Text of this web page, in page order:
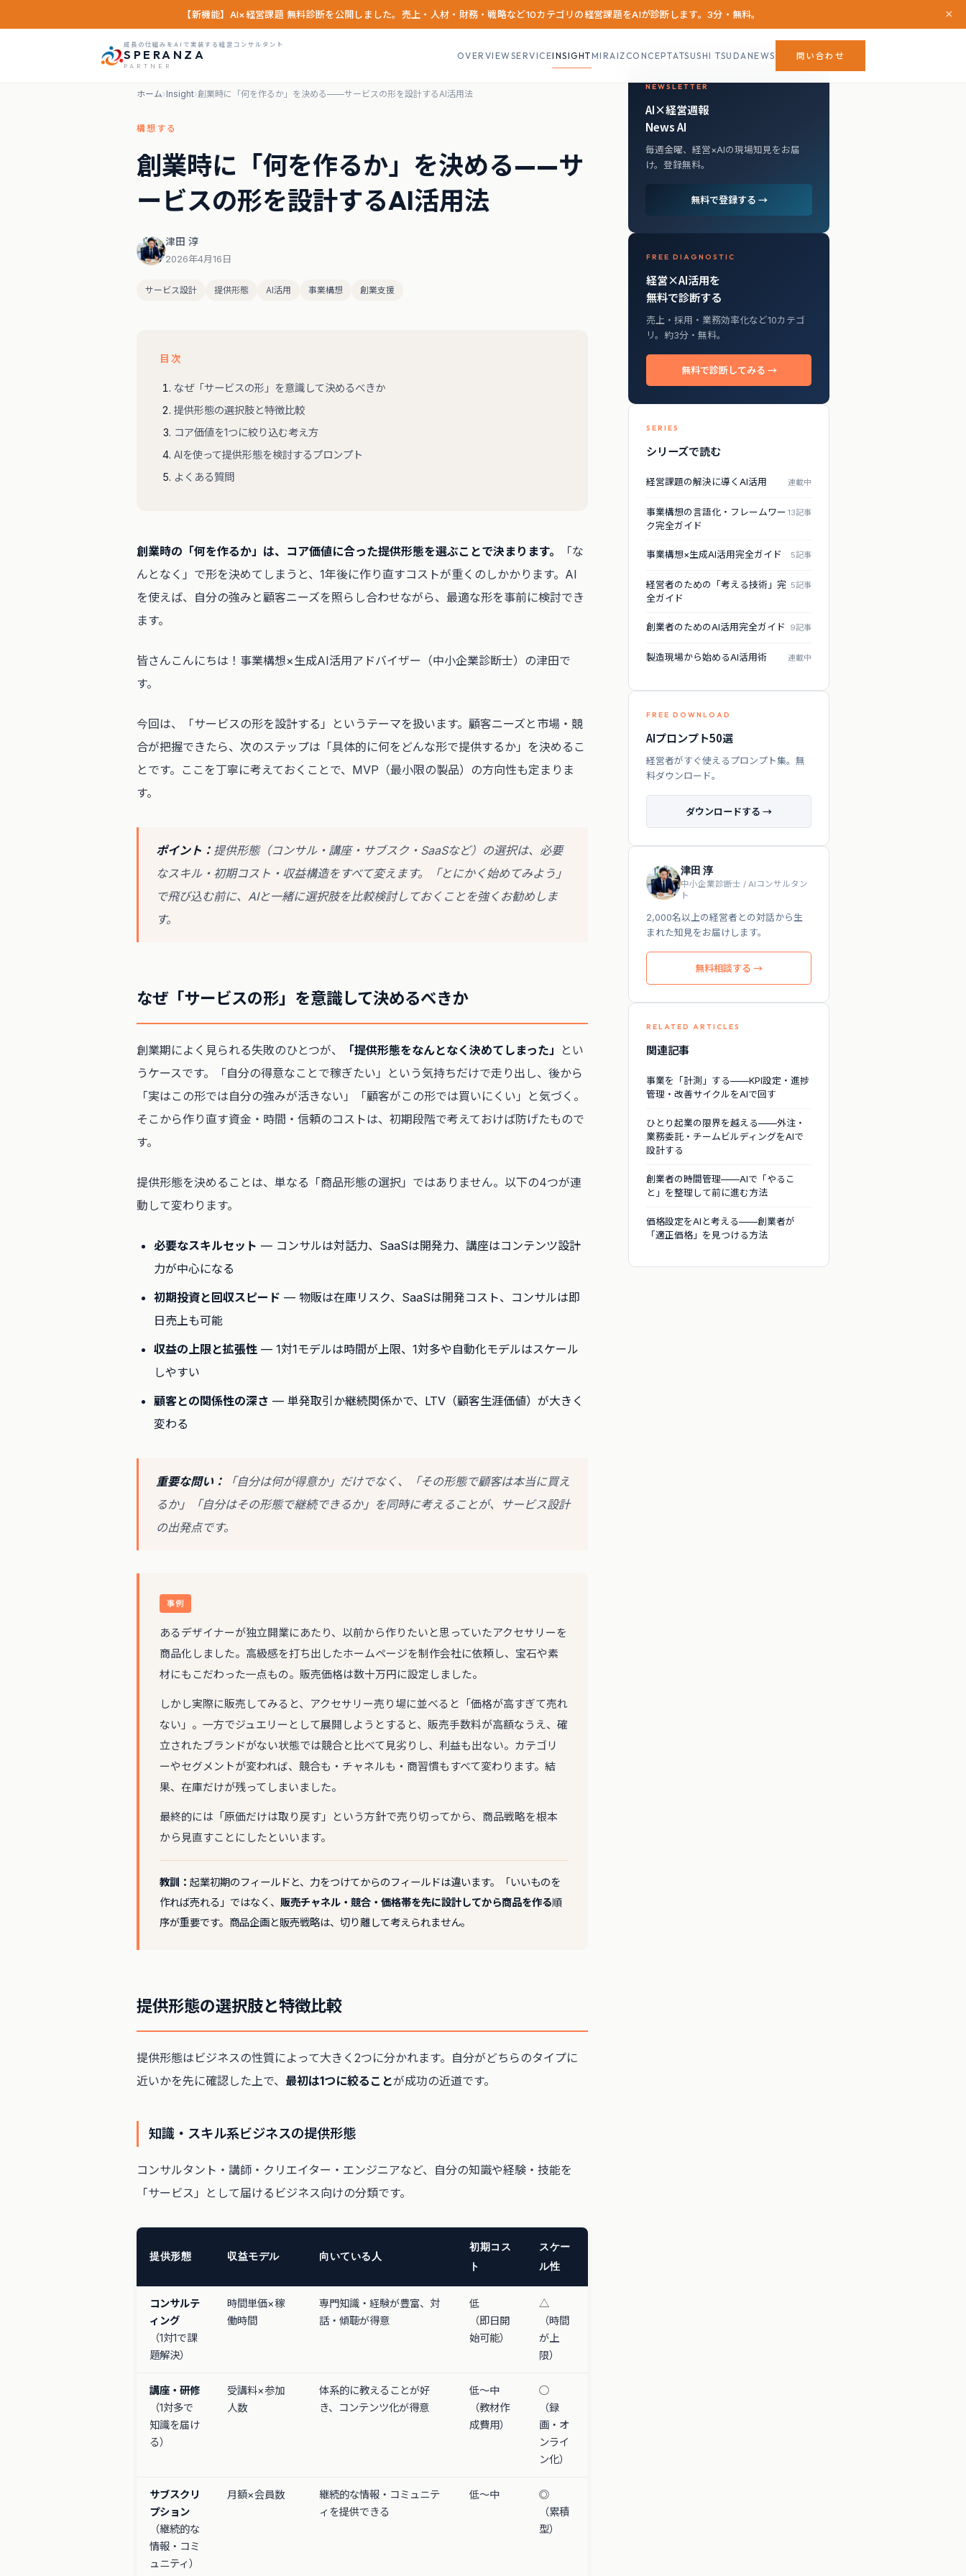
【新機能】AI×経営課題 無料診断を公開しました。売上・人材・財務・戦略など10カテゴリの経営課題をAIが診断します。3分・無料。 ×
成長の仕組みをAIで実装する経営コンサルタント
SPERANZA
PARTNER
OVERVIEWSERVICEINSIGHT MIRAIZCONCEPTATSUSHI TSUDA NEWS 問い合わせ
ホーム›Insight›創業時に「何を作るか」を決める——サービスの形を設計するAI活用法
構想する
創業時に「何を作るか」を決める——サ
ービスの形を設計するAI活用法
津田 淳
2026年4月16日
サービス設計 提供形態 AI活用 事業構想 創業支援
目次
なぜ「サービスの形」を意識して決めるべきか
提供形態の選択肢と特徴比較
コア価値を1つに絞り込む考え方
AIを使って提供形態を検討するプロンプト
よくある質問
創業時の「何を作るか」は、コア価値に合った提供形態を選ぶことで決まります。
「な
んとなく」で形を決めてしまうと、1年後に作り直すコストが重くのしかかります。AI
を使えば、自分の強みと顧客ニーズを照らし合わせながら、最適な形を事前に検討でき
ます。
皆さんこんにちは！事業構想×生成AI活用アドバイザー（中小企業診断士）の津田で
す。
今回は、「サービスの形を設計する」というテーマを扱います。顧客ニーズと市場・競
合が把握できたら、次のステップは「具体的に何をどんな形で提供するか」を決めるこ
とです。ここを丁寧に考えておくことで、MVP（最小限の製品）の方向性も定まりま
す。
ポイント： 提供形態（コンサル・講座・サブスク・SaaSなど）の選択は、必要
なスキル・初期コスト・収益構造をすべて変えます。「とにかく始めてみよう」
で飛び込む前に、AIと一緒に選択肢を比較検討しておくことを強くお勧めしま
す。
なぜ「サービスの形」を意識して決めるべきか
創業期によく見られる失敗のひとつが、 「提供形態をなんとなく決めてしまった」
とい
うケースです。「自分の得意なことで稼ぎたい」という気持ちだけで走り出し、後から
「実はこの形では自分の強みが活きない」「顧客がこの形では買いにくい」と気づく。
そこから作り直す資金・時間・信頼のコストは、初期段階で考えておけば防げたもので
す。
提供形態を決めることは、単なる「商品形態の選択」ではありません。以下の4つが連
動して変わります。
必要なスキルセット — コンサルは対話力、SaaSは開発力、講座はコンテンツ設計
力が中心になる
初期投資と回収スピード — 物販は在庫リスク、SaaSは開発コスト、コンサルは即
日売上も可能
収益の上限と拡張性 — 1対1モデルは時間が上限、1対多や自動化モデルはスケール
しやすい
顧客との関係性の深さ — 単発取引か継続関係かで、LTV（顧客生涯価値）が大きく
変わる
重要な問い：
「自分は何が得意か」だけでなく、「その形態で顧客は本当に買え
るか」「自分はその形態で継続できるか」を同時に考えることが、サービス設計
の出発点です。
事例
あるデザイナーが独立開業にあたり、以前から作りたいと思っていたアクセサリーを
商品化しました。高級感を打ち出したホームページを制作会社に依頼し、宝石や素
材にもこだわった一点もの。販売価格は数十万円に設定しました。
しかし実際に販売してみると、アクセサリー売り場に並べると「価格が高すぎて売れ
ない」。一方でジュエリーとして展開しようとすると、販売手数料が高額なうえ、確
立されたブランドがない状態では競合と比べて見劣りし、利益も出ない。カテゴリ
ーやセグメントが変われば、競合も・チャネルも・商習慣もすべて変わります。結
果、在庫だけが残ってしまいました。
最終的には「原価だけは取り戻す」という方針で売り切ってから、商品戦略を根本
から見直すことにしたといいます。
教訓： 起業初期のフィールドと、力をつけてからのフィールドは違います。「いいものを
作れば売れる」ではなく、 販売チャネル・競合・価格帯を先に設計してから商品を作る順
序が重要です。商品企画と販売戦略は、切り離して考えられません。
提供形態の選択肢と特徴比較
提供形態はビジネスの性質によって大きく2つに分かれます。自分がどちらのタイプに
近いかを先に確認した上で、 最初は1つに絞ることが成功の近道です。
知識・スキル系ビジネスの提供形態
コンサルタント・講師・クリエイター・エンジニアなど、自分の知識や経験・技能を
「サービス」として届けるビジネス向けの分類です。
提供形態 収益モデル 向いている人
初期コス
ト
スケー
ル性
コンサルテ
ィング
（1対1で課
題解決）
時間単価×稼
働時間
専門知識・経験が豊富、対
話・傾聴が得意
低
（即日開
始可能）
△
（時間
が上
限）
講座・研修
（1対多で
知識を届け
る）
受講料×参加
人数
体系的に教えることが好
き、コンテンツ化が得意
低〜中
（教材作
成費用）
○
（録
画・オ
ンライ
ン化）
サブスクリ
プション
（継続的な
情報・コミ
ュニティ）
月額×会員数
継続的な情報・コミュニテ
ィを提供できる
低〜中
◎
（累積
型）
NEWSLETTER
AI×経営週報
News AI
毎週金曜、経営×AIの現場知見をお届
け。登録無料。
無料で登録する →
FREE DIAGNOSTIC
経営×AI活用を
無料で診断する
売上・採用・業務効率化など10カテゴ
リ。約3分・無料。
無料で診断してみる →
SERIES
シリーズで読む
経営課題の解決に導くAI活用 連載中
事業構想の言語化・フレームワー
ク完全ガイド
13記事
事業構想×生成AI活用完全ガイド 5記事
経営者のための「考える技術」完
全ガイド
5記事
創業者のためのAI活用完全ガイド 9記事
製造現場から始めるAI活用術 連載中
FREE DOWNLOAD
AIプロンプト50選
経営者がすぐ使えるプロンプト集。無
料ダウンロード。
ダウンロードする →
津田 淳
中小企業診断士 / AIコンサルタン
ト
2,000名以上の経営者との対話から生
まれた知見をお届けします。
無料相談する →
RELATED ARTICLES
関連記事
事業を「計測」する——KPI設定・進捗
管理・改善サイクルをAIで回す
ひとり起業の限界を越える——外注・
業務委託・チームビルディングをAIで
設計する
創業者の時間管理——AIで「やるこ
と」を整理して前に進む方法
価格設定をAIと考える——創業者が
「適正価格」を見つける方法